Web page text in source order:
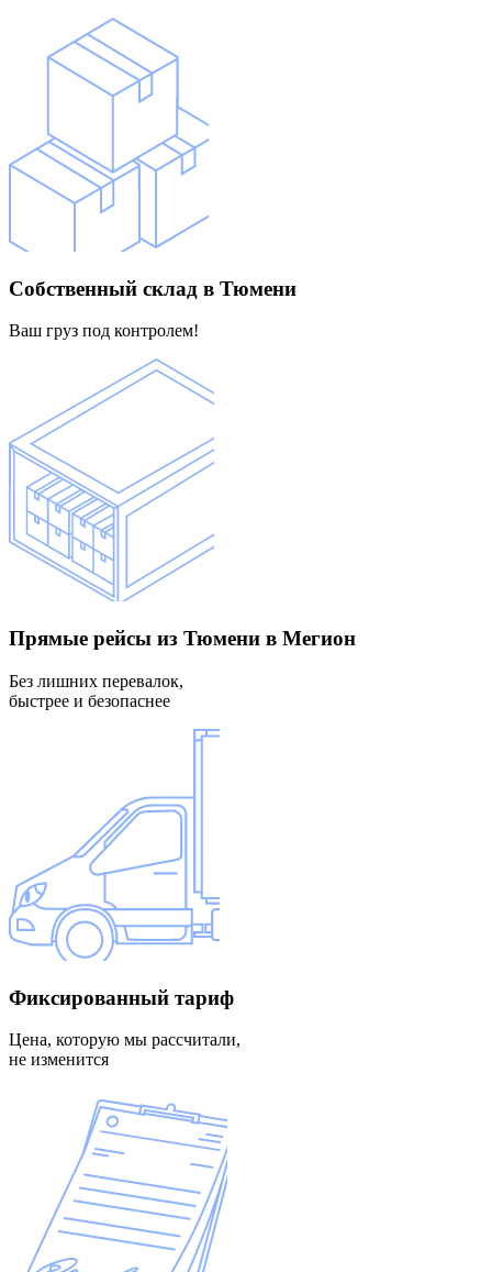
Собственный склад в Тюмени
Ваш груз под контролем!
Прямые рейсы из Тюмени в Мегион
Без лишних перевалок,
быстрее и безопаснее
Фиксированный тариф
Цена, которую мы рассчитали,
не изменится